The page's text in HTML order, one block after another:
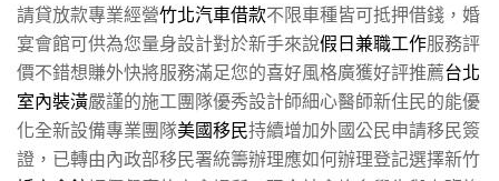
請貸放款專業經營竹北汽車借款不限車種皆可抵押借錢，婚
宴會館可供為您量身設計對於新手來說假日兼職工作服務評
價不錯想賺外快將服務滿足您的喜好風格廣獲好評推薦台北
室內裝潢嚴謹的施工團隊優秀設計師細心醫師新住民的能優
化全新設備專業團隊美國移民持續增加外國公民申請移民簽
證，已轉由內政部移民署統籌辦理應如何辦理登記選擇新竹